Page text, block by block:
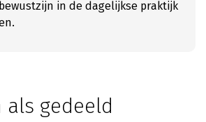
in de dagelijkse praktijk
als gedeeld